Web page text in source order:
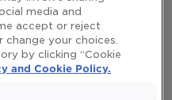
нас.
в возрасте
media and
accept or reject
your choices.
by clicking “Cookie
and Cookie Policy.